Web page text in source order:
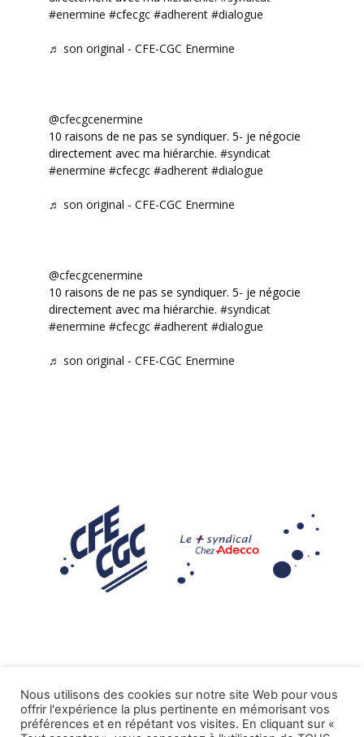
#enermine #cfecgc #adherent #dialogue
♬ son original - CFE-CGC Enermine
@cfecgcenermine
10 raisons de ne pas se syndiquer. 5- je négocie
directement avec ma hiérarchie. #syndicat
#enermine #cfecgc #adherent #dialogue
♬ son original - CFE-CGC Enermine
@cfecgcenermine
10 raisons de ne pas se syndiquer. 5- je négocie
directement avec ma hiérarchie. #syndicat
#enermine #cfecgc #adherent #dialogue
♬ son original - CFE-CGC Enermine
Mentions légales
Nous utilisons des cookies sur notre site Web pour vous
offrir l'expérience la plus pertinente en mémorisant vos
préférences et en répétant vos visites. En cliquant sur «